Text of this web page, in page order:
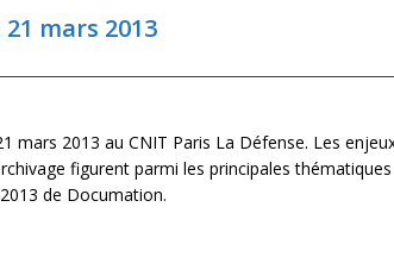
21 mars 2013
2013 au CNIT Paris La Défense. Les
figurent parmi les principales
de Documation.